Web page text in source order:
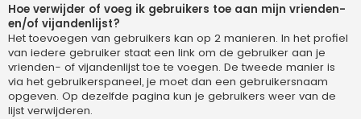
Hoe verwijder of voeg ik gebruikers toe aan mijn vrienden-
en/of vijandenlijst?
Het toevoegen van gebruikers kan op 2 manieren. In het profiel
van iedere gebruiker staat een link om de gebruiker aan je
vrienden- of vijandenlijst toe te voegen. De tweede manier is
via het gebruikerspaneel, je moet dan een gebruikersnaam
opgeven. Op dezelfde pagina kun je gebruikers weer van de
lijst verwijderen.